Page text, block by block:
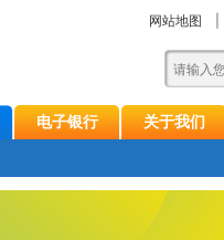
网站地图
电子银行 关于我们